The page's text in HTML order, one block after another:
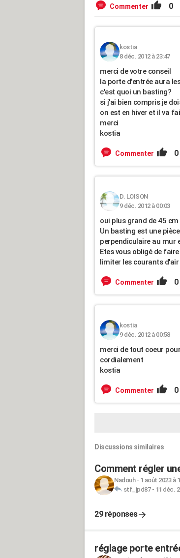
Commenter 0
kostia
8 déc. 2012 à 23:47
merci de votre conseil
la porte d'entrée aura
c'est quoi un basting?
si j'ai bien compris je
on est en hiver et il va
merci
kostia
Commenter 0
D. LOISON
9 déc. 2012 à 00:03
oui plus grand de 45
Un basting est une
perpendiculaire au mur
Etes vous obligé de
limiter les courants
Commenter 0
kostia
9 déc. 2012 à 00:58
merci de tout coeur
cordialement
kostia
Commenter 0
Discussions similaires
Comment régler
Nadouh- 1 août 2023 à
stf_jpd87- 11 déc.
29 réponses
réglage porte